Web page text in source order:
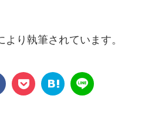
り執筆されています。